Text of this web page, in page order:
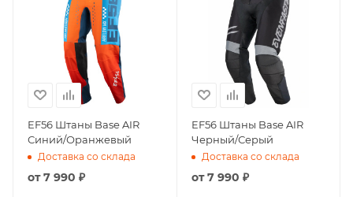
EF56 Штаны Base AIR
Синий/Оранжевый
Доставка со склада
от7 990 ₽
EF56 Штаны Base AIR
Черный/Серый
Доставка со склада
от7 990 ₽